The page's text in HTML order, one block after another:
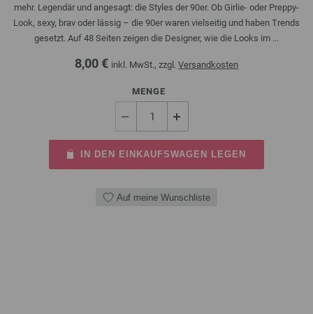
mehr. Legendär und angesagt: die Styles der 90er. Ob Girlie- oder Preppy-
Look, sexy, brav oder lässig – die 90er waren vielseitig und haben Trends
gesetzt. Auf 48 Seiten zeigen die Designer, wie die Looks im ...
8,00 € inkl. MwSt., zzgl. Versandkosten
MENGE
IN DEN EINKAUFSWAGEN LEGEN
Auf meine Wunschliste